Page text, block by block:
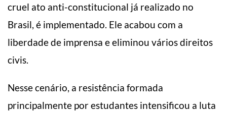
cruel ato anti-constitucional já realizado no
Brasil, é implementado. Ele acabou com a
liberdade de imprensa e eliminou vários direitos
civis.
Nesse cenário, a resistência formada
principalmente por estudantes intensificou a luta